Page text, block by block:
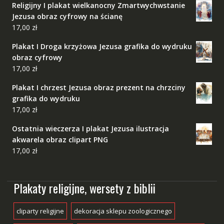
Religijny I plakat wielkanocny Zmartwychwstanie
Jezusa obraz cyfrowy na ścianę
17,00 zł
Plakat I Droga krzyżowa Jezusa grafika do wydruku
obraz cyfrowy
17,00 zł
Plakat I chrzest Jezusa obraz prezent na chrzciny
grafika do wydruku
17,00 zł
Ostatnia wieczerza I plakat Jezusa ilustracja
akwarela obraz clipart PNG
17,00 zł
Plakaty religijne, wersety z biblii
cliparty religijne dekoracja sklepu zoologicznego